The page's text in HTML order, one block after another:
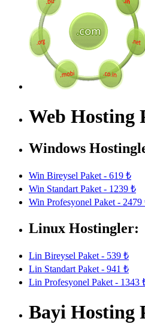
Web Hosting
Windows
Win Bireysel Paket - 619 ₺
Win Standart Paket - 1239 ₺
Win Profesyonel Paket - 2479
Linux Hostingler:
Lin Bireysel Paket - 539 ₺
Lin Standart Paket - 941 ₺
Lin Profesyonel Paket - 1343
Bayi Hosting